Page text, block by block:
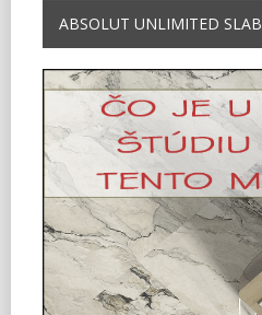
ABSOLUT UNLIMITED SLAB